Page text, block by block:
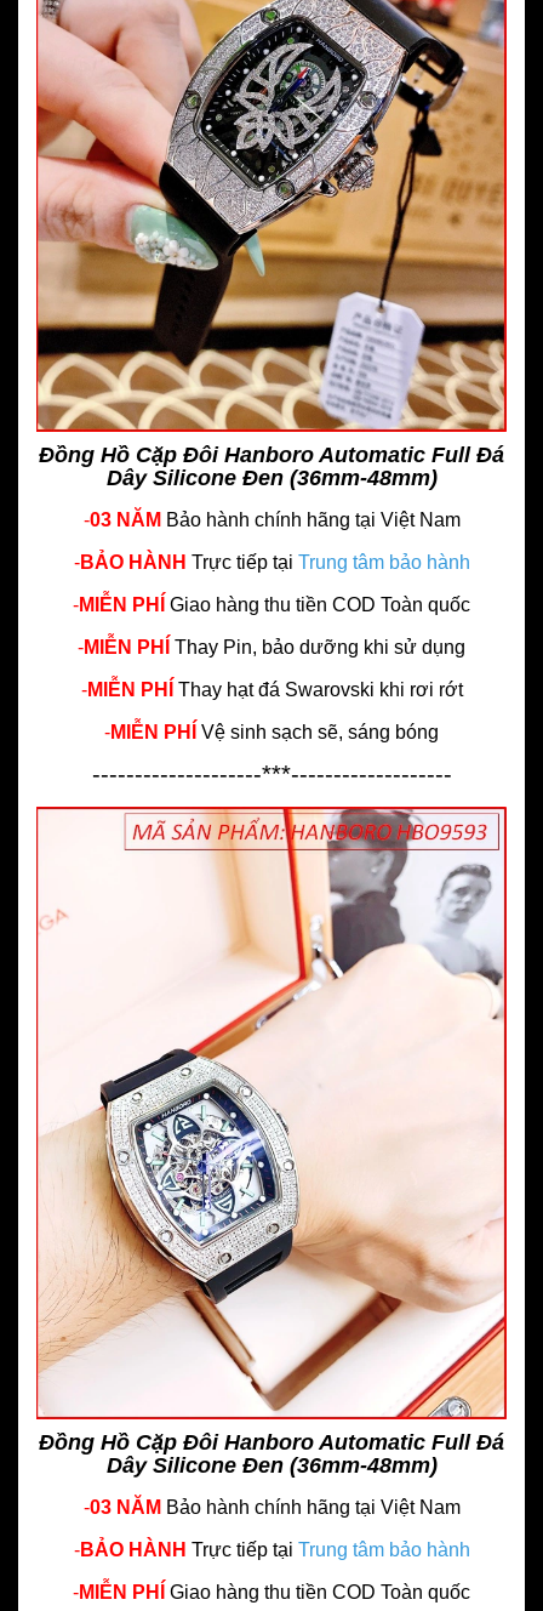
Đồng Hồ Cặp Đôi Hanboro Automatic Full Đá
Dây Silicone Đen (36mm-48mm)
-03 NĂM Bảo hành chính hãng tại Việt Nam
-BẢO HÀNH Trực tiếp tại Trung tâm bảo hành
-MIỄN PHÍ Giao hàng thu tiền COD Toàn quốc
-MIỄN PHÍ Thay Pin, bảo dưỡng khi sử dụng
-MIỄN PHÍ Thay hạt đá Swarovski khi rơi rớt
-MIỄN PHÍ Vệ sinh sạch sẽ, sáng bóng
--------------------***-------------------
Đồng Hồ Cặp Đôi Hanboro Automatic Full Đá
Dây Silicone Đen (36mm-48mm)
-03 NĂM Bảo hành chính hãng tại Việt Nam
-BẢO HÀNH Trực tiếp tại Trung tâm bảo hành
-MIỄN PHÍ Giao hàng thu tiền COD Toàn quốc